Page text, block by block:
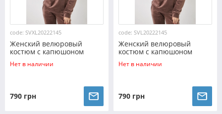
code: SVXL20222145
Женский велюровый
костюм с капюшоном
(Размер XL) шоколад
№20222145
Нет в наличии
790 грн
code: SVL20222145
Женский велюровый
костюм с капюшоном
(Размер L) шоколад
№20222145
Нет в наличии
790 грн